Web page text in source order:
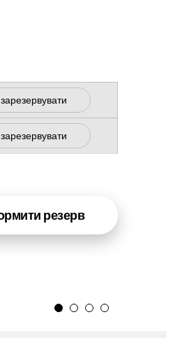
зарезервувати
зарезервувати
резерв